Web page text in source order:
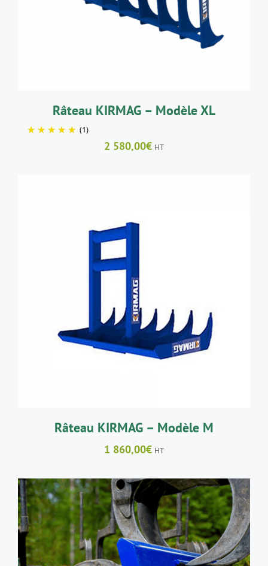
Râteau KIRMAG – Modèle XL
(1)
2 580,00€ HT
AJOUTER AU PANIER
Râteau KIRMAG – Modèle M
1 860,00€ HT